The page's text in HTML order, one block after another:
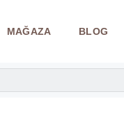
MAĞAZA BLOG